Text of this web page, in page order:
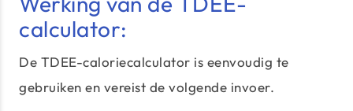
calculator:
De TDEE-caloriecalculator is eenvoudig te
gebruiken en vereist de volgende invoer.